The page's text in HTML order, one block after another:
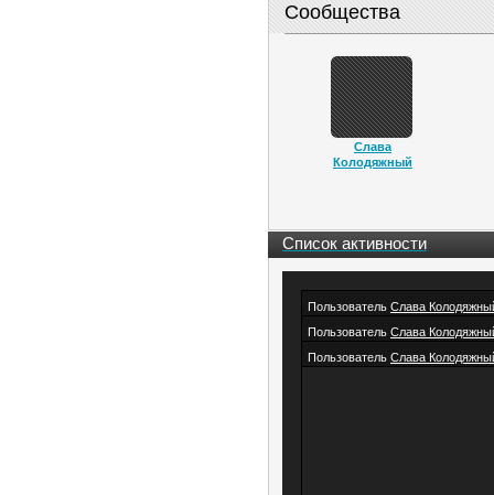
Сообщества
Слава
Колодяжный
Список активности
Пользователь Слава
Пользователь Слава
Пользователь Слава